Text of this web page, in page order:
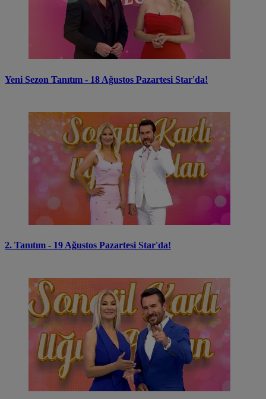
Yeni Sezon Tanıtım - 18 Ağustos Pazartesi Star'da!
2. Tanıtım - 19 Ağustos Pazartesi Star'da!